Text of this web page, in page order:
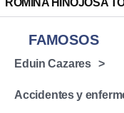
FAMOSOS
Eduin Cazares
Accidentes y